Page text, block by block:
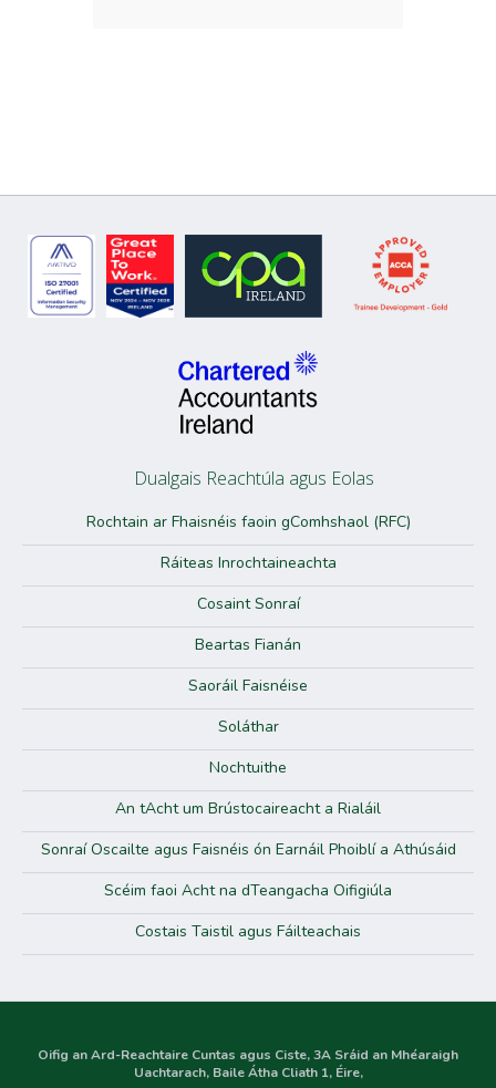
Dualgais Reachtúla agus Eolas
Rochtain ar Fhaisnéis faoin gComhshaol (RFC)
Ráiteas Inrochtaineachta
Cosaint Sonraí
Beartas Fianán
Saoráil Faisnéise
Soláthar
Nochtuithe
An tAcht um Brústocaireacht a Rialáil
Sonraí Oscailte agus Faisnéis ón Earnáil Phoiblí a Athúsáid
Scéim faoi Acht na dTeangacha Oifigiúla
Costais Taistil agus Fáilteachais
Oifig an Ard-Reachtaire Cuntas agus Ciste, 3A Sráid an Mhéaraigh
Uachtarach, Baile Átha Cliath 1, Éire,